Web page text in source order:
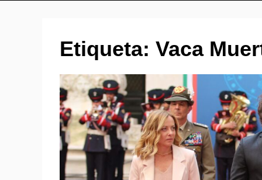
Etiqueta: Vaca